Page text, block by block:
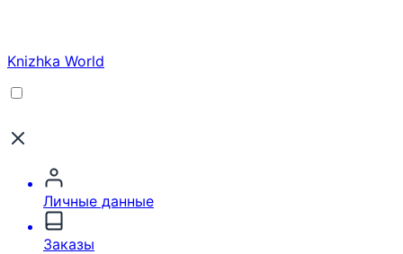
Knizhka World
Личные данные
Заказы